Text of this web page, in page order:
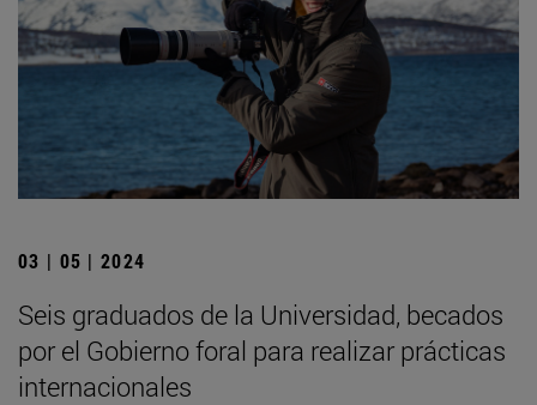
03 | 05 | 2024
Seis graduados de la Universidad, becados
por el Gobierno foral para realizar prácticas
internacionales